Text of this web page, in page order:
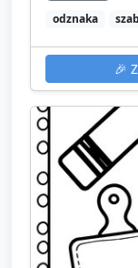
odznaka
🎉